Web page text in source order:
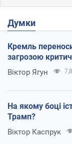
Думки
Кремль
загрозою
Віктор Ягун
На якому боці
Трамп?
Віктор Каспрук